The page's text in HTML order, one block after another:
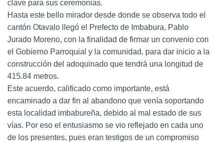
clave para sus ceremonias.
Hasta este bello mirador desde donde se observa todo el
cantón Otavalo llegó el Prefecto de Imbabura, Pablo
Jurado Moreno, con la finalidad de firmar un convenio con
el Gobierno Parroquial y la comunidad, para dar inicio a la
construcción del adoquinado que tendrá una longitud de
415.84 metros.
Este acuerdo, calificado como importante, está
encaminado a dar fin al abandono que venía soportando
esta localidad imbabureña, debido al mal estado de sus
vías. Por eso el entusiasmo se vio reflejado en cada uno
de los presentes, pues eran testigos de un compromiso